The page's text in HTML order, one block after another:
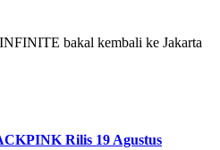
bakal kembali ke Jakarta
Rilis 19 Agustus